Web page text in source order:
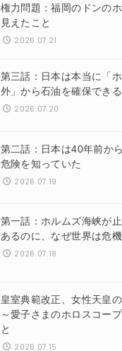
権力問題：福岡のドンの
見えたこと
2026.07.21
第三話：日本は本当に「
外」から石油を確保でき
2026.07.20
第二話：日本は40年前か
危険を知っていた
2026.07.19
第一話：ホルムズ海峡が
あるのに、なぜ世界は危
2026.07.18
皇室典範改正、女性天皇
～愛子さまのホロスコー
と
2026.07.15